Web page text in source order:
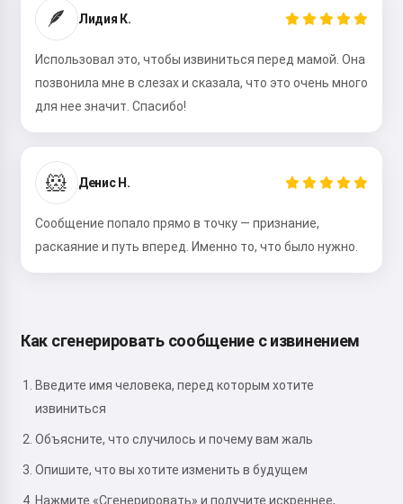
🪶 Лидия К.
Использовал это, чтобы извиниться перед мамой. Она
позвонила мне в слезах и сказала, что это очень много
для нее значит. Спасибо!
🐹 Денис Н.
Сообщение попало прямо в точку — признание,
раскаяние и путь вперед. Именно то, что было нужно.
Как сгенерировать сообщение с извинением
Введите имя человека, перед которым хотите
извиниться
Объясните, что случилось и почему вам жаль
Опишите, что вы хотите изменить в будущем
Нажмите «Сгенерировать» и получите искреннее,